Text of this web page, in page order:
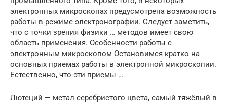
электронных микроскопах предусмотрена возможность
работы в режиме электронографии. Следует заметить,
что с точки зрения физики … методов имеет свою
область применения. Особенности работы с
электронным микроскопом Остановимся кратко на
основных приемах работы в электронной микроскопии.
Естественно, что эти приемы …
Лютеций — метал серебристого цвета, самый тяжёлый в